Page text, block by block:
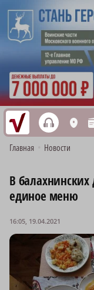
h L
Главная Новости
В балахнинских
единое меню
16:05, 19.04.2021